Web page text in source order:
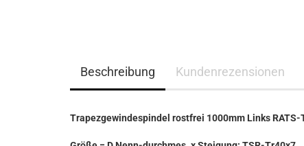
Beschreibung Kundenrezensionen
Trapezgewindespindel rostfrei 1000mm Links RATS-